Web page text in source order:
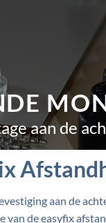
aan de
aan de
van de easyfix